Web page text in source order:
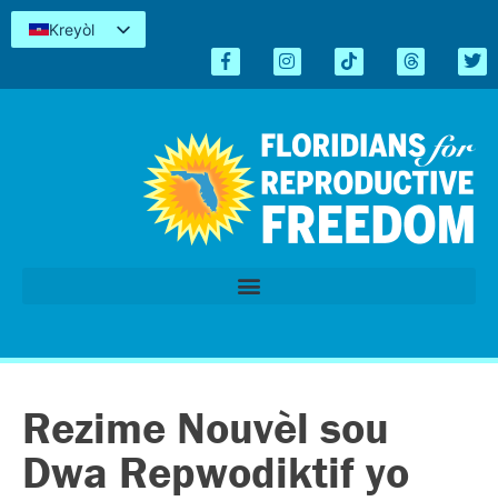
Kreyòl
Español
Rezime Nouvèl sou
Dwa Repwodiktif yo